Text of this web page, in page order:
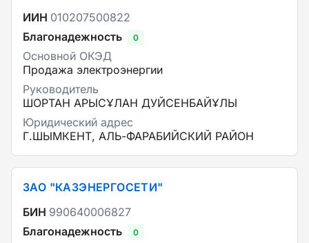
ИИН 010207500822
Благонадежность
0
Основной ОКЭД
Продажа электроэнергии
Руководитель
ШОРТАН АРЫСҰЛАН ДУЙСЕНБАЙҰЛЫ
Юридический адрес
Г.ШЫМКЕНТ, АЛЬ-ФАРАБИЙСКИЙ РАЙОН
ЗАО "КАЗЭНЕРГОСЕТИ"
БИН 990640006827
Благонадежность
0